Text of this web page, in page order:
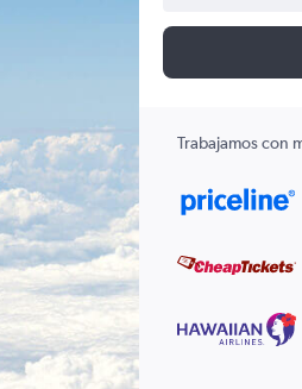
Trabajamos con